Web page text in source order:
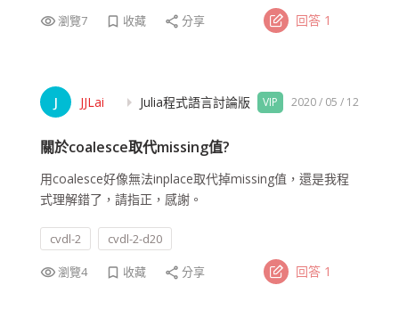
visibility瀏覽7 bookmark_border 收藏 share 分享 回答 1
J JJLai arrow_right Julia程式語言討論版 VIP 2020 / 05 / 12
關於coalesce取代missing值?
用coalesce好像無法inplace取代掉missing值，還是我程
式理解錯了，請指正，感謝。
cvdl-2 cvdl-2-d20
visibility瀏覽4 bookmark_border 收藏 share 分享 回答 1